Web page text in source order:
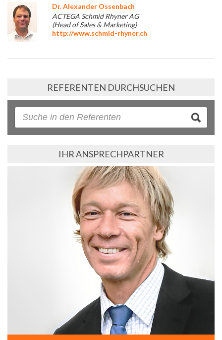
Dr. Alexander Ossenbach
ACTEGA Schmid Rhyner AG
(Head of Sales & Marketing)
http://www.schmid-rhyner.ch
REFERENTEN DURCHSUCHEN
IHR ANSPRECHPARTNER